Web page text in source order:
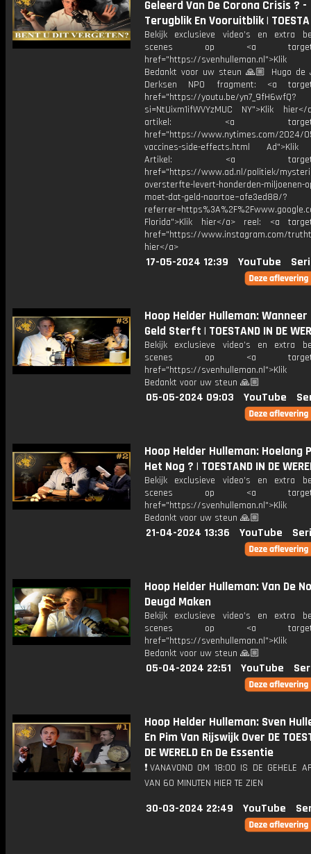
Geleerd Van De Corona Crisis ? -
Terugblik En Vooruitblik | TOESTA
Bekijk exclusieve video’s en extra
scenes op <a
href="https://svenhulleman.nl">Klik
Bedankt voor uw steun 🙏🏼 Hugo de
Derksen NPO fragment: <a
href="https://youtu.be/yn7_9fH6wfQ?
si=NtUixm1ifWVYzMUC NY">Klik
artikel: <a
href="https://www.nytimes.com/2024/
vaccines-side-effects.html Ad">Klik
Artikel: <a
href="https://www.ad.nl/politiek/
oversterfte-levert-honderden-miljoenen-
moet-dat-geld-naartoe~afe3ed88/?
Florida">Klik hier</a> reel: <a
href="https://www.instagram.com/
hier</a>
17-05-2024 12:39 YouTube
Hoop Helder Hulleman: Wanneer
Geld Sterft | TOESTAND IN DE
Bekijk exclusieve video’s en extra
scenes op <a
href="https://svenhulleman.nl">Klik
Bedankt voor uw steun 🙏🏼
05-05-2024 09:03 YouTube
Hoop Helder Hulleman: Hoelang
Het Nog ? | TOESTAND IN DE
Bekijk exclusieve video’s en extra
scenes op <a
href="https://svenhulleman.nl">Klik
Bedankt voor uw steun 🙏🏼
21-04-2024 13:36 YouTube
Hoop Helder Hulleman: Van De
Deugd Maken
Bekijk exclusieve video’s en extra
scenes op <a
href="https://svenhulleman.nl">Klik
Bedankt voor uw steun 🙏🏼
05-04-2024 22:51 YouTube
Hoop Helder Hulleman: Sven
En Pim Van Rijswijk Over DE
DE WERELD En De Essentie
❗VANAVOND OM 18:00 IS DE GEHELE
VAN 60 MINUTEN HIER TE ZIEN
30-03-2024 22:49 YouTube